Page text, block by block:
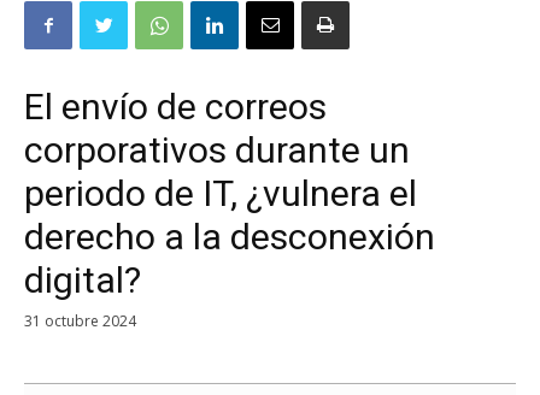
El envío de correos
corporativos durante un
periodo de IT, ¿vulnera el
derecho a la desconexión
digital?
31 octubre 2024